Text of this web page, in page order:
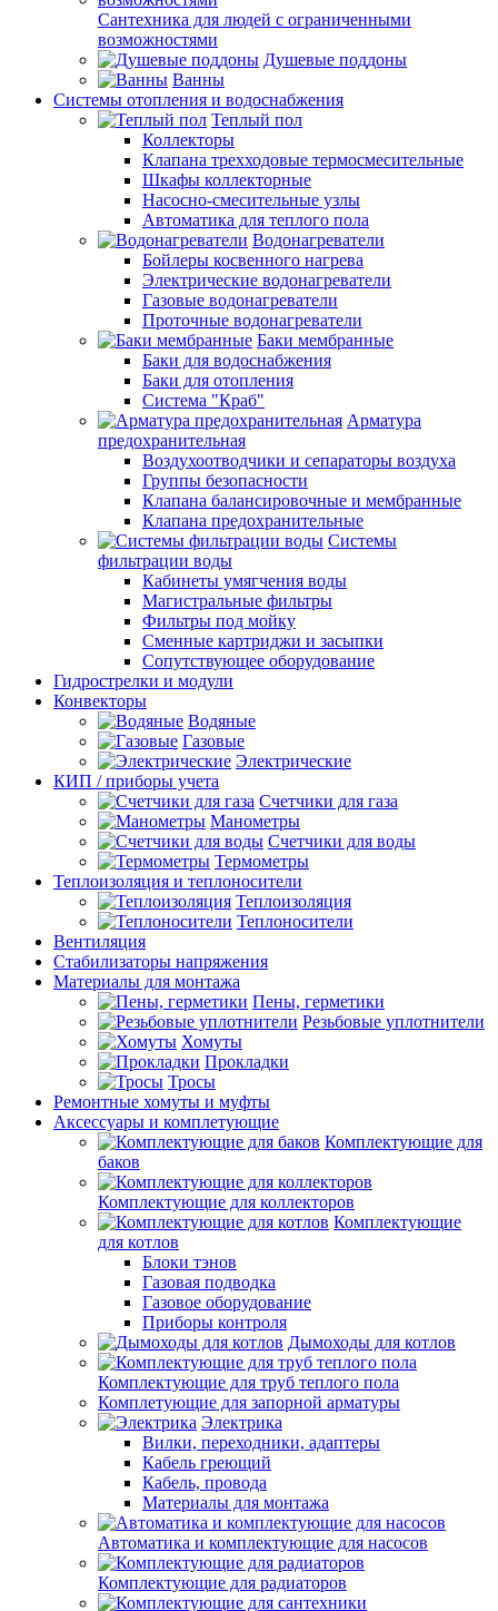
Сантехника для людей с ограниченными
возможностями
Душевые поддоны
Ванны
Системы отопления и водоснабжения
Теплый пол
Коллекторы
Клапана трехходовые термосмесительные
Шкафы коллекторные
Насосно-смесительные узлы
Автоматика для теплого пола
Водонагреватели
Бойлеры косвенного нагрева
Электрические водонагреватели
Газовые водонагреватели
Проточные водонагреватели
Баки мембранные
Баки для водоснабжения
Баки для отопления
Система "Краб"
Арматура
предохранительная
Воздухоотводчики и сепараторы воздуха
Группы безопасности
Клапана балансировочные и мембранные
Клапана предохранительные
Системы
фильтрации воды
Кабинеты умягчения воды
Магистральные фильтры
Фильтры под мойку
Сменные картриджи и засыпки
Сопутствующее оборудование
Гидрострелки и модули
Конвекторы
Водяные
Газовые
Электрические
КИП / приборы учета
Счетчики для газа
Манометры
Счетчики для воды
Термометры
Теплоизоляция и теплоносители
Теплоизоляция
Теплоносители
Вентиляция
Стабилизаторы напряжения
Материалы для монтажа
Пены, герметики
Резьбовые уплотнители
Хомуты
Прокладки
Тросы
Ремонтные хомуты и муфты
Аксессуары и комплетующие
Комплектующие для
баков
Комплектующие для коллекторов
Комплектующие
для котлов
Блоки тэнов
Газовая подводка
Газовое оборудование
Приборы контроля
Дымоходы для котлов
Комплектующие для труб теплого пола
Комплетующие для запорной арматуры
Электрика
Вилки, переходники, адаптеры
Кабель греющий
Кабель, провода
Материалы для монтажа
Автоматика и комплектующие для насосов
Комплектующие для радиаторов